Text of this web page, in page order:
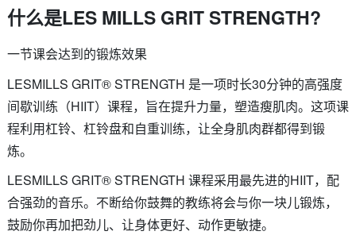
什么是LES MILLS GRIT STRENGTH?
一节课会达到的锻炼效果
LESMILLS GRIT® STRENGTH 是一项时长30分钟的高强度
间歇训练（HIIT）课程，旨在提升力量，塑造瘦肌肉。这项课
程利用杠铃、杠铃盘和自重训练，让全身肌肉群都得到锻
炼。
LESMILLS GRIT® STRENGTH 课程采用最先进的HIIT，配
合强劲的音乐。不断给你鼓舞的教练将会与你一块儿锻炼，
鼓励你再加把劲儿、让身体更好、动作更敏捷。